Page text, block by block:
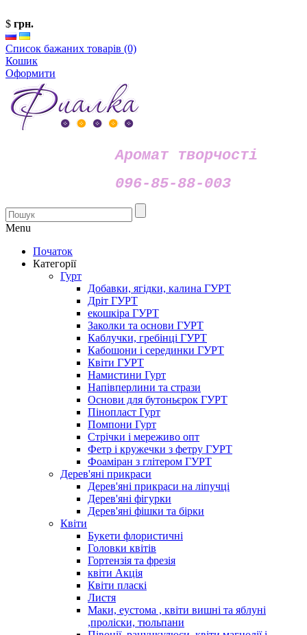
$ грн.
Список бажаних товарів (0)
Кошик
Оформити
Аромат творчості
096-85-88-003
Menu
Початок
Категорії
Гурт
Добавки, ягідки, калина ГУРТ
Дріт ГУРТ
екошкіра ГУРТ
Заколки та основи ГУРТ
Каблучки, гребінці ГУРТ
Кабошони і серединки ГУРТ
Квіти ГУРТ
Намистини Гурт
Напівперлини та стрази
Основи для бутоньєрок ГУРТ
Пінопласт Гурт
Помпони Гурт
Стрічки і мереживо опт
Фетр і кружечки з фетру ГУРТ
Фоаміран з глітером ГУРТ
Дерев'яні прикраси
Дерев'яні прикраси на ліпучці
Дерев'яні фігурки
Дерев'яні фішки та бірки
Квіти
Букети флористичні
Головки квітів
Гортензія та фрезія
квіти Акція
Квіти пласкі
Листя
Маки, еустома , квіти вишні та яблуні
,проліски, тюльпани